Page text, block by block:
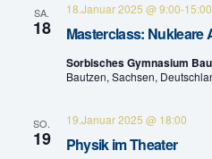
SA.
18 Masterclass: Nukleare
18.Januar 2025 @ 9:00-15:00
Sorbisches Gymnasium
Bautzen, Sachsen,
SO.
19 Physik im Theater
19.Januar 2025 @ 18:00